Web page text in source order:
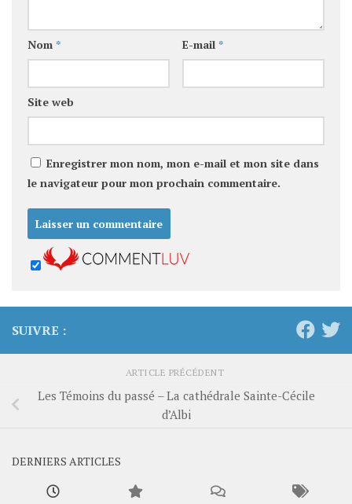
Nom * E-mail *
Site web
Enregistrer mon nom, mon e-mail et mon site dans
le navigateur pour mon prochain commentaire.
SUIVRE :
ARTICLE PRÉCÉDENT
Les Témoins du passé – La cathédrale Sainte-Cécile
d’Albi
DERNIERS ARTICLES